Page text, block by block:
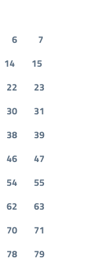
6
7
14
15
22
23
30
31
38
39
46
47
54
55
62
63
70
71
78
79